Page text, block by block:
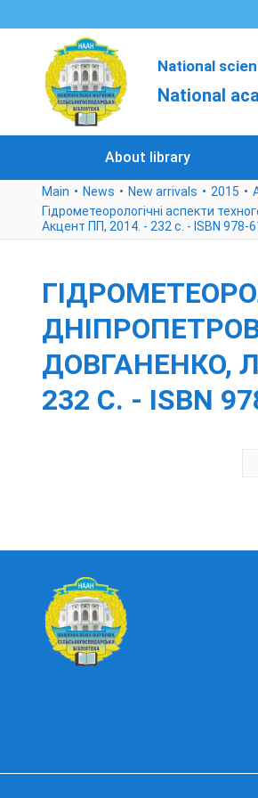
National
National
About library
Main News New arrivals 2015
Гідрометеорологічні аспекти
Акцент ПП, 2014. - 232 с. - ISBN 978-
ДОВГАНЕНКО,
232 С. - ISBN